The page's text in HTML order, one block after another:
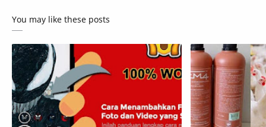
You may like these posts